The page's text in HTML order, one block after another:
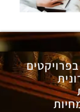
בפרויקטים